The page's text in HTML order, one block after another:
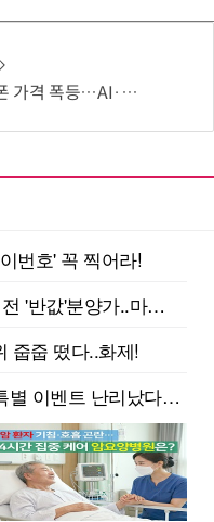
바일 산업 패러다임 전환 모색